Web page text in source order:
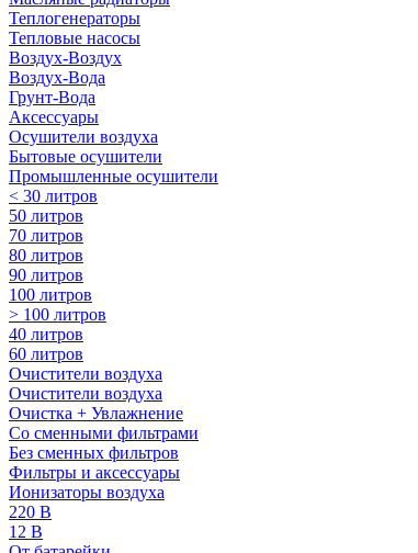
Теплогенераторы
Тепловые насосы
Воздух-Воздух
Воздух-Вода
Грунт-Вода
Аксессуары
Осушители воздуха
Бытовые осушители
Промышленные осушители
< 30 литров
50 литров
70 литров
80 литров
90 литров
100 литров
> 100 литров
40 литров
60 литров
Очистители воздуха
Очистители воздуха
Очистка + Увлажнение
Cо сменными фильтрами
Без сменных фильтров
Фильтры и аксессуары
Ионизаторы воздуха
220 В
12 В